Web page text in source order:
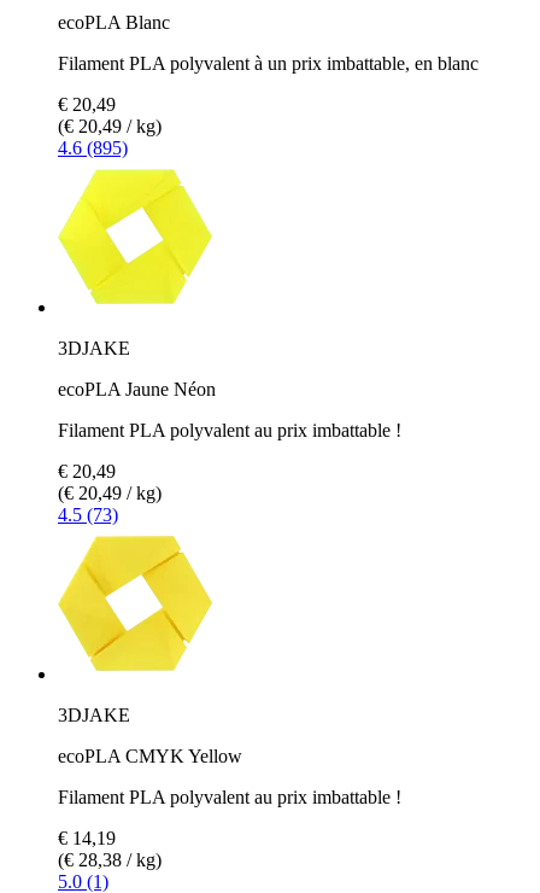
ecoPLA Blanc
Filament PLA polyvalent à un prix imbattable, en blanc
€ 20,49
(€ 20,49 / kg)
4.6 (895)
3DJAKE
ecoPLA Jaune Néon
Filament PLA polyvalent au prix imbattable !
€ 20,49
(€ 20,49 / kg)
4.5 (73)
3DJAKE
ecoPLA CMYK Yellow
Filament PLA polyvalent au prix imbattable !
€ 14,19
(€ 28,38 / kg)
5.0 (1)